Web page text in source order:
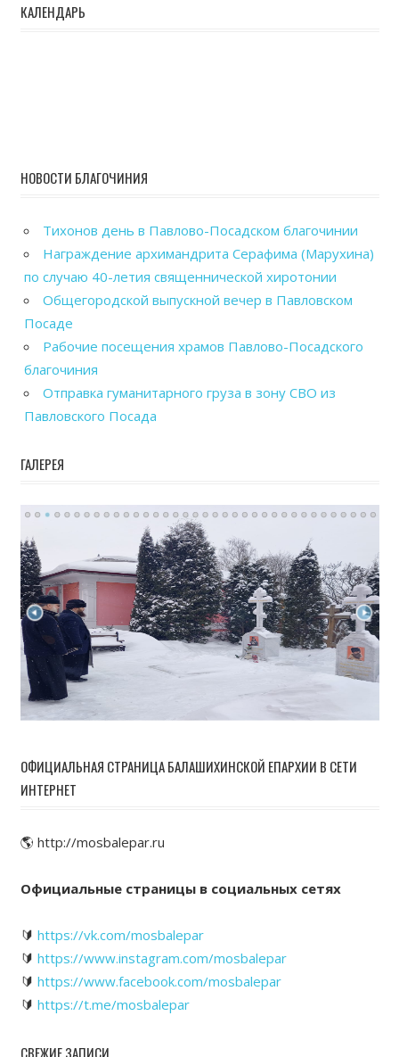
КАЛЕНДАРЬ
НОВОСТИ БЛАГОЧИНИЯ
Тихонов день в Павлово-Посадском благочинии
Награждение архимандрита Серафима (Марухина)
по случаю 40-летия священнической хиротонии
Общегородской выпускной вечер в Павловском
Посаде
Рабочие посещения храмов Павлово-Посадского
благочиния
Отправка гуманитарного груза в зону СВО из
Павловского Посада
ГАЛЕРЕЯ
ОФИЦИАЛЬНАЯ СТРАНИЦА БАЛАШИХИНСКОЙ ЕПАРХИИ В СЕТИ
ИНТЕРНЕТ
🌎 http://mosbalepar.ru
Официальные страницы в социальных сетях
🔰 https://vk.com/mosbalepar
🔰 https://www.instagram.com/mosbalepar
🔰 https://www.facebook.com/mosbalepar
🔰 https://t.me/mosbalepar
СВЕЖИЕ ЗАПИСИ